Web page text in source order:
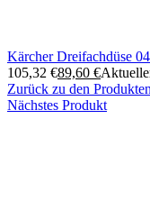
Kärcher Dreifachdüse
105,32 €89,60 €
Zurück zu den Produkten
Nächstes Produkt